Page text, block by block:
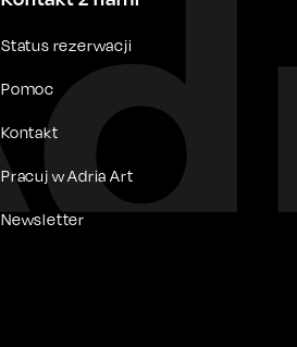
Status rezerwacji
Pomoc
Kontakt
Pracuj w Adria Art
Newsletter